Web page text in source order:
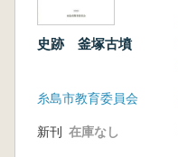
史跡 釜塚古墳
糸島市教育委員会
新刊 在庫なし